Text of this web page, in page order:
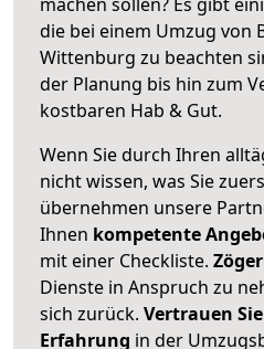
die bei einem Umzug von
Wittenburg zu beachten
der Planung bis hin zum
kostbaren Hab & Gut.
Wenn Sie durch Ihren
nicht wissen, was Sie
übernehmen unsere
Ihnen kompetente
mit einer Checkliste.
Dienste in Anspruch zu
sich zurück. Vertrauen
Erfahrung in der